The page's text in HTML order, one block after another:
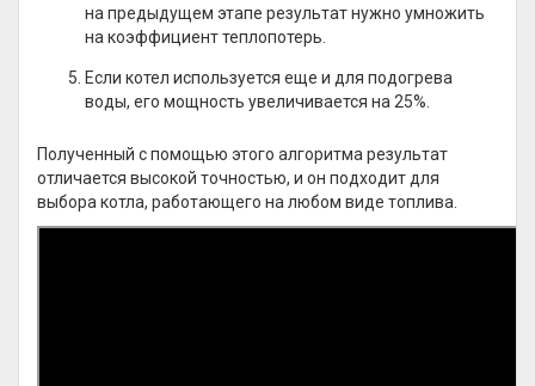
на предыдущем этапе результат нужно умножить
на коэффициент теплопотерь.
Если котел используется еще и для подогрева
воды, его мощность увеличивается на 25%.
Полученный с помощью этого алгоритма результат
отличается высокой точностью, и он подходит для
выбора котла, работающего на любом виде топлива.